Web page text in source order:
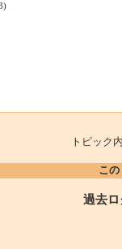
トピッ
こ
過去